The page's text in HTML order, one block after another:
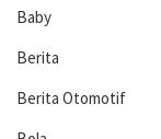
Baby
Berita
Berita Otomotif